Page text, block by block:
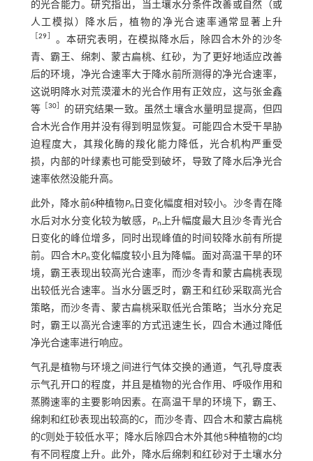
的光合能力。研究指出，当土壤水分条件改善或自然（或
人工模拟）降水后，植物的净光合速率通常显著上升
［29］ 。本研究表明，在模拟降水后，除四合木外的沙冬
青、霸王、绵刺、蒙古扁桃、红砂，为了更好地适应改善
后的环境，净光合速率大于降水前所测得的净光合速率，
这说明降水对荒漠灌木的光合作用有正效应，这与张金鑫
等［30］ 的研究结果一致。虽然土壤含水量明显提高，但四
合木光合作用并没有得到明显恢复。可能四合木受干旱胁
迫程度大，其羧化酶的羧化能力降低，光合机构严重受
损，内部的叶绿素也可能受到破坏，导致了降水后净光合
速率依然没能升高。
此外，降水前6种植物Pn 日变化幅度相对较小。沙冬青在降
水后对水分变化较为敏感， Pn
上升幅度最大且沙冬青光合
日变化的峰位增多，同时出现峰值的时间较降水前有所提
前。四合木Pn 变化幅度较小且为降幅。面对高温干旱的环
境，霸王表现出较高光合速率，而沙冬青和蒙古扁桃表现
出较低光合速率。当水分匮乏时，霸王和红砂采取高光合
策略，而沙冬青、蒙古扁桃采取低光合策略；当水分充足
时，霸王以高光合速率的方式迅速生长，四合木通过降低
净光合速率进行响应。
气孔是植物与环境之间进行气体交换的通道，气孔导度表
示气孔开口的程度，并且是植物的光合作用、呼吸作用和
蒸腾速率的主要影响因素。在高温干旱的环境下，霸王、
绵刺和红砂表现出较高的C，而沙冬青、四合木和蒙古扁桃
的C则处于较低水平；降水后除四合木外其他5种植物的C均
有不同程度上升。此外，降水后绵刺和红砂对于土壤水分